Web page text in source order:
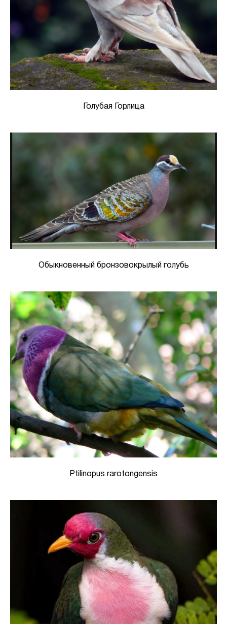
Голубая Горлица
Обыкновенный бронзовокрылый голубь
Ptilinopus rarotongensis